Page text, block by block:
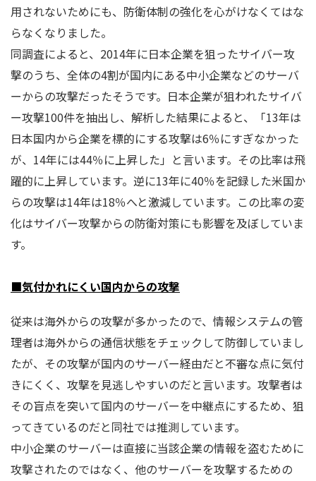
用されないためにも、防衛体制の強化を心がけなくてはな
らなくなりました。
同調査によると、2014年に日本企業を狙ったサイバー攻
撃のうち、全体の4割が国内にある中小企業などのサーバ
ーからの攻撃だったそうです。日本企業が狙われたサイバ
ー攻撃100件を抽出し、解析した結果によると、「13年は
日本国内から企業を標的にする攻撃は6％にすぎなかった
が、14年には44％に上昇した」と言います。その比率は飛
躍的に上昇しています。逆に13年に40％を記録した米国か
らの攻撃は14年は18％へと激減しています。この比率の変
化はサイバー攻撃からの防衛対策にも影響を及ぼしていま
す。
■気付かれにくい国内からの攻撃
従来は海外からの攻撃が多かったので、情報システムの管
理者は海外からの通信状態をチェックして防御していまし
たが、その攻撃が国内のサーバー経由だと不審な点に気付
きにくく、攻撃を見逃しやすいのだと言います。攻撃者は
その盲点を突いて国内のサーバーを中継点にするため、狙
ってきているのだと同社では推測しています。
中小企業のサーバーは直接に当該企業の情報を盗むために
攻撃されたのではなく、他のサーバーを攻撃するための